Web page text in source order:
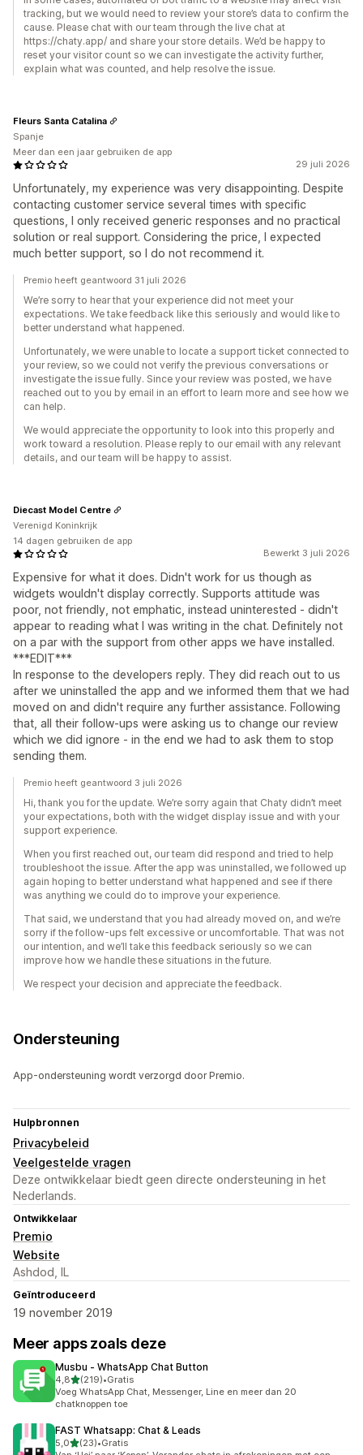
tracking, but we would need to review your store’s data to confirm the
cause. Please chat with our team through the live chat at
https://chaty.app/ and share your store details. We’d be happy to
reset your visitor count so we can investigate the activity further,
explain what was counted, and help resolve the issue.
29 juli 2026
Unfortunately, my experience was very disappointing. Despite
contacting customer service several times with specific
questions, I only received generic responses and no practical
solution or real support. Considering the price, I expected
much better support, so I do not recommend it.
Fleurs Santa Catalina
Spanje
Meer dan een jaar gebruiken de app
Premio heeft geantwoord 31 juli 2026
We’re sorry to hear that your experience did not meet your
expectations. We take feedback like this seriously and would like to
better understand what happened.
Unfortunately, we were unable to locate a support ticket connected to
your review, so we could not verify the previous conversations or
investigate the issue fully. Since your review was posted, we have
reached out to you by email in an effort to learn more and see how we
can help.
We would appreciate the opportunity to look into this properly and
work toward a resolution. Please reply to our email with any relevant
details, and our team will be happy to assist.
Bewerkt 3 juli 2026
Expensive for what it does. Didn't work for us though as
widgets wouldn't display correctly. Supports attitude was
poor, not friendly, not emphatic, instead uninterested - didn't
appear to reading what I was writing in the chat. Definitely not
on a par with the support from other apps we have installed.
***EDIT***
In response to the developers reply. They did reach out to us
after we uninstalled the app and we informed them that we had
moved on and didn't require any further assistance. Following
that, all their follow-ups were asking us to change our review
which we did ignore - in the end we had to ask them to stop
sending them.
Diecast Model Centre
Verenigd Koninkrijk
14 dagen gebruiken de app
Premio heeft geantwoord 3 juli 2026
Hi, thank you for the update. We’re sorry again that Chaty didn’t meet
your expectations, both with the widget display issue and with your
support experience.
When you first reached out, our team did respond and tried to help
troubleshoot the issue. After the app was uninstalled, we followed up
again hoping to better understand what happened and see if there
was anything we could do to improve your experience.
That said, we understand that you had already moved on, and we’re
sorry if the follow-ups felt excessive or uncomfortable. That was not
our intention, and we’ll take this feedback seriously so we can
improve how we handle these situations in the future.
We respect your decision and appreciate the feedback.
Ondersteuning
App-ondersteuning wordt verzorgd door Premio.
Hulpbronnen
Privacybeleid
Veelgestelde vragen
Deze ontwikkelaar biedt geen directe ondersteuning in het
Nederlands.
Ontwikkelaar
Premio
Website
Ashdod, IL
Geïntroduceerd
19 november 2019
Meer apps zoals deze
Musbu ‑ WhatsApp Chat Button
4,8van 5 sterren
(219)
219 recensies in totaal
•Gratis
Voeg WhatsApp Chat, Messenger, Line en meer dan 20
chatknoppen toe
FAST Whatsapp: Chat & Leads
5,0van 5 sterren
(23)
23 recensies in totaal
•Gratis